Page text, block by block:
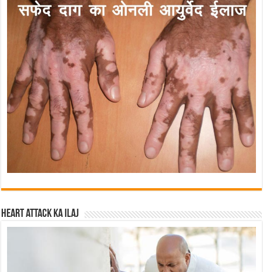
Heart attack ka ilaj